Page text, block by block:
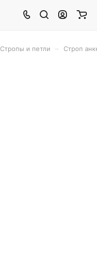
Стропы и петли Строп